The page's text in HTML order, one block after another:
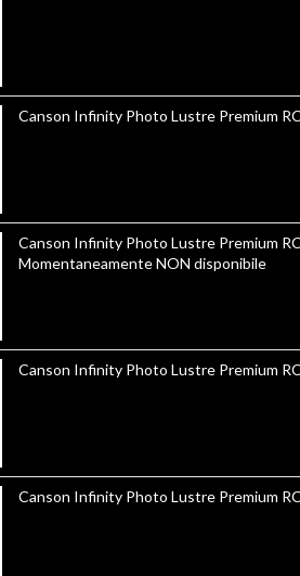
Canson Infinity Photo Lustre Premium
Canson Infinity Photo Lustre Premium
Momentaneamente NON disponibile